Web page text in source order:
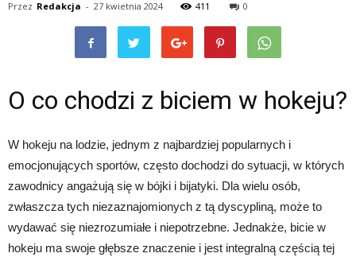
Przez Redakcja - 27 kwietnia 2024 411 0
O co chodzi z biciem w hokeju?
W hokeju na lodzie, jednym z najbardziej popularnych i
emocjonujących sportów, często dochodzi do sytuacji, w których
zawodnicy angażują się w bójki i bijatyki. Dla wielu osób,
zwłaszcza tych niezaznajomionych z tą dyscypliną, może to
wydawać się niezrozumiałe i niepotrzebne. Jednakże, bicie w
hokeju ma swoje głębsze znaczenie i jest integralną częścią tej